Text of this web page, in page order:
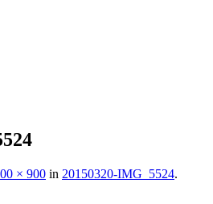
× 900 in 20150320-IMG_5524.